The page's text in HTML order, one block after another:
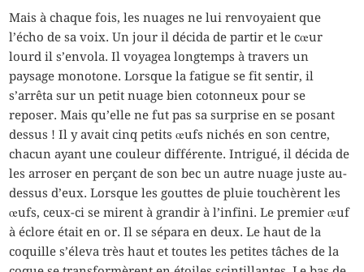
Mais à chaque fois, les nuages ne lui renvoyaient que
l’écho de sa voix. Un jour il décida de partir et le cœur
lourd il s’envola. Il voyagea longtemps à travers un
paysage monotone. Lorsque la fatigue se fit sentir, il
s’arrêta sur un petit nuage bien cotonneux pour se
reposer. Mais qu’elle ne fut pas sa surprise en se posant
dessus ! Il y avait cinq petits œufs nichés en son centre,
chacun ayant une couleur différente. Intrigué, il décida de
les arroser en perçant de son bec un autre nuage juste au-
dessus d’eux. Lorsque les gouttes de pluie touchèrent les
œufs, ceux-ci se mirent à grandir à l’infini. Le premier œuf
à éclore était en or. Il se sépara en deux. Le haut de la
coquille s’éleva très haut et toutes les petites tâches de la